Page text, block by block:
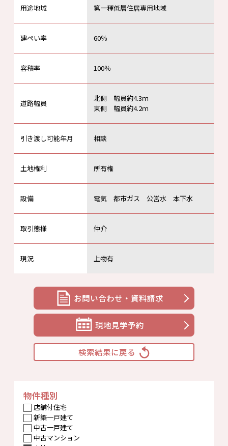
用途地域 第一種低層住居専用地域
建ぺい率 60％
容積率 100％
道路幅員
北側 幅員約4.3ｍ
東側 幅員約4.2ｍ
引き渡し可能年月 相談
土地権利 所有権
設備 電気 都市ガス 公営水 本下水
取引態様 仲介
現況 上物有
お問い合わせ・資料請求
現地見学予約
検索結果に戻る
物件種別
店舗付住宅
新築一戸建て
中古一戸建て
中古マンション